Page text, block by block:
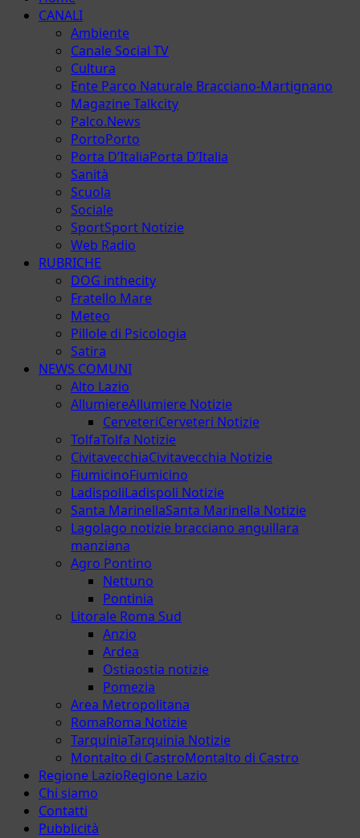
principale
CANALI
Ambiente
Canale Social TV
Cultura
Ente Parco Naturale Bracciano-Martignano
Magazine Talkcity
Palco.News
PortoPorto
Porta D’ItaliaPorta D’Italia
Sanità
Scuola
Sociale
SportSport Notizie
Web Radio
RUBRICHE
DOG inthecity
Fratello Mare
Meteo
Pillole di Psicologia
Satira
NEWS COMUNI
Alto Lazio
AllumiereAllumiere Notizie
CerveteriCerveteri Notizie
TolfaTolfa Notizie
CivitavecchiaCivitavecchia Notizie
FiumicinoFiumicino
LadispoliLadispoli Notizie
Santa MarinellaSanta Marinella Notizie
Lagolago notizie bracciano anguillara
manziana
Agro Pontino
Nettuno
Pontinia
Litorale Roma Sud
Anzio
Ardea
Ostiaostia notizie
Pomezia
Area Metropolitana
RomaRoma Notizie
TarquiniaTarquinia Notizie
Montalto di CastroMontalto di Castro
Regione LazioRegione Lazio
Chi siamo
Contatti
Pubblicità